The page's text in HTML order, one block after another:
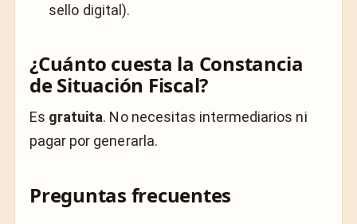
sello digital).
¿Cuánto cuesta la Constancia
de Situación Fiscal?
Es gratuita. No necesitas intermediarios ni
pagar por generarla.
Preguntas frecuentes